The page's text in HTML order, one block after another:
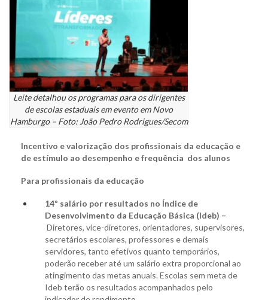
Leite detalhou os programas para os dirigentes
de escolas estaduais em evento em Novo
Hamburgo – Foto: João Pedro Rodrigues/Secom
Incentivo e valorização dos profissionais da educação e
de estímulo ao desempenho e frequência dos alunos
Para profissionais da educação
14º salário por resultados no Índice de
Desenvolvimento da Educação Básica (Ideb) –
Diretores, vice-diretores, orientadores, supervisores,
secretários escolares, professores e demais
servidores, tanto efetivos quanto temporários,
poderão receber até um salário extra proporcional ao
atingimento das metas anuais. Escolas sem meta de
Ideb terão os resultados acompanhados pelo